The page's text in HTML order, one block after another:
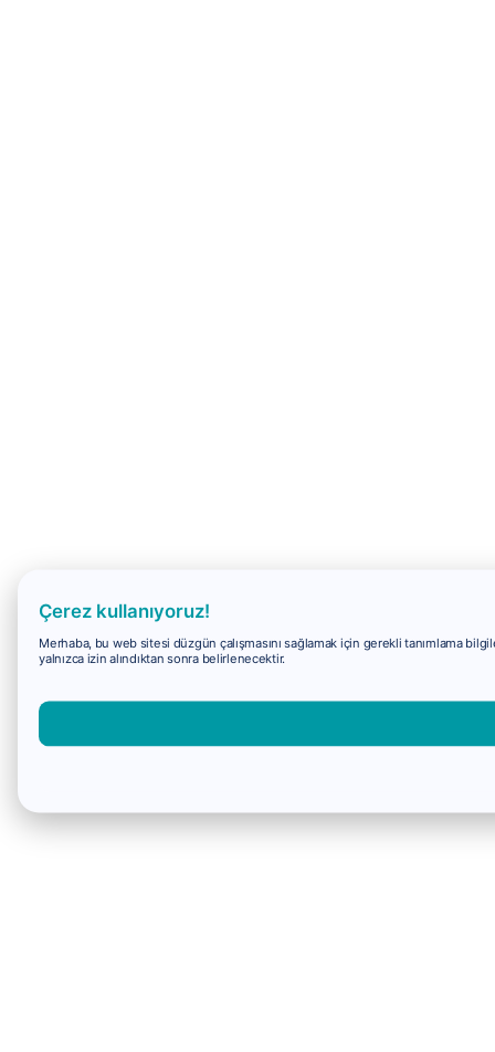
Çerez kullanıyoruz!
Merhaba, bu web sitesi düzgün çalışmasını sağlamak için gerekli tanımlama
yalnızca izin alındıktan sonra belirlenecektir.